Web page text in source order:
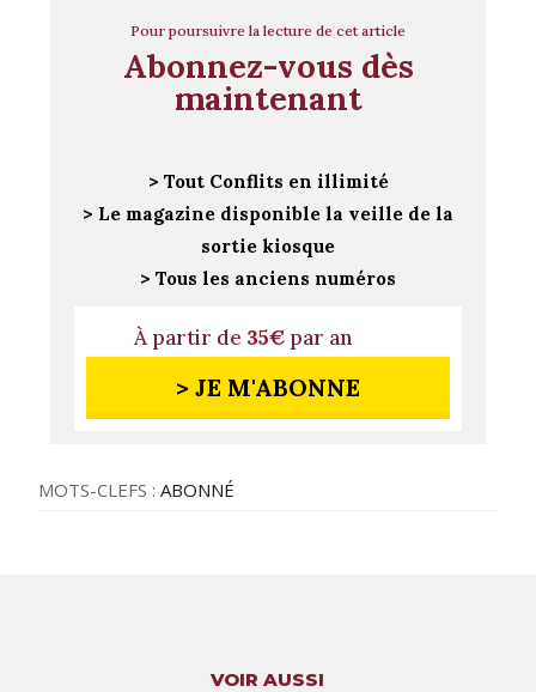
Pour poursuivre la lecture de cet article
Abonnez-vous dès
maintenant
> Tout Conflits en illimité
> Le magazine disponible la veille de la
sortie kiosque
> Tous les anciens numéros
À partir de 35€par an
> JE M'ABONNE
MOTS-CLEFS :ABONNÉ
VOIR AUSSI